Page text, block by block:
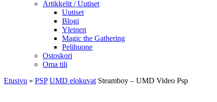
Artikkelit / Uutiset
Uutiset
Blogi
Yleinen
Magic the Gathering
Pelihuone
Ostoskori
Oma tili
Etusivu » PSP UMD elokuvat Steamboy – UMD Video Psp